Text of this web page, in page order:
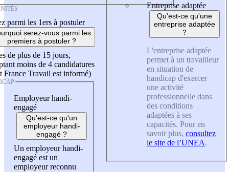
parmi les 1ers à postuler
serez-vous parmi les
premiers à postuler ?
de plus de 15 jours,
moins de 4 candidatures
France Travail est informé)
Employeur handi-
engagé
Qu'est-ce qu'un
employeur handi-
engagé ?
Un employeur handi-
engagé est un
employeur reconnu
Entreprise adaptée
Qu'est-ce qu'une
entreprise adaptée
?
L'entreprise adaptée
permet à un travailleur
en situation de
handicap d'exercer
une activité
professionnelle dans
des conditions
adaptées à ses
capacités. Pour en
savoir plus, consultez
le site de l’UNEA.